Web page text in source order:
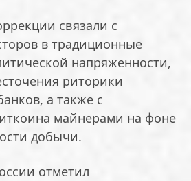
связали с
в традиционные
напряженности,
риторики
а также с
майнерами на фоне
добычи.
отметил